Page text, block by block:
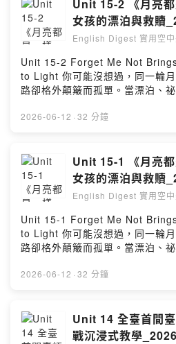
Unit 15-2 《月亮
女孩的漂泊與救贖
English Digest 實用空中
Unit 15-2 Forget Me Not
to Light 你可能沒想過，同一輪月亮下，有些人的成長之
路卻格外顛簸而孤單。當漂泊、
《月亮都是一樣的》，看看一段
2026-06-12 · 32 分鐘
Unit 15-1 《月亮
女孩的漂泊與救贖
English Digest 實用空中
Unit 15-1 Forget Me Not
to Light 你可能沒想過，同一輪月亮下，有些人的成長之
路卻格外顛簸而孤單。當漂泊、
《月亮都是一樣的》，看看一段
2026-06-12 · 32 分鐘
Unit 14 全臺首間
戰沉浸式教學